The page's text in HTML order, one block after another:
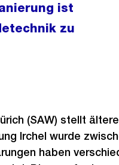
ist
zu
(SAW) stellt
Irchel wurde
haben